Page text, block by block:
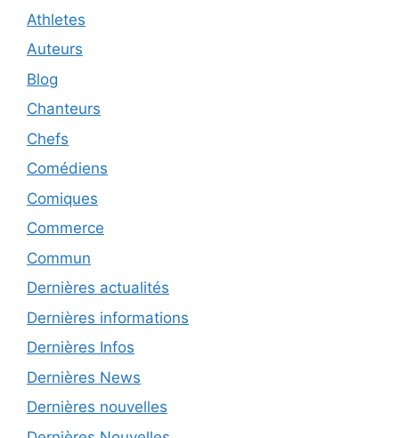
Athletes
Auteurs
Blog
Chanteurs
Chefs
Comédiens
Comiques
Commerce
Commun
Dernières actualités
Dernières informations
Dernières Infos
Dernières News
Dernières nouvelles